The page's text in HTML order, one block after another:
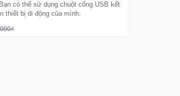
có thể sử dụng chuột cổng USB kết
thiết bị di động của mình.